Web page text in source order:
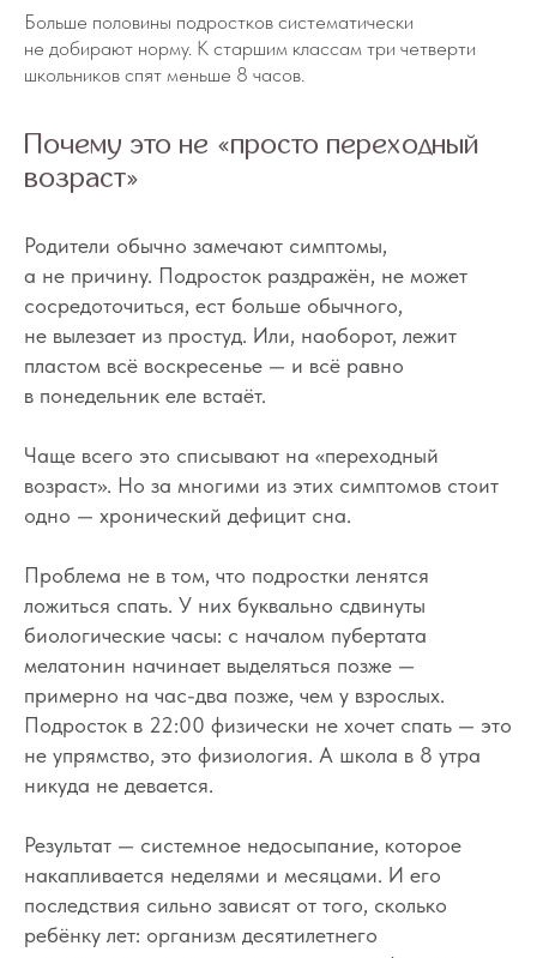
Больше половины подростков систематически
не добирают норму. К старшим классам три четверти
школьников спят меньше 8 часов.
Почему это не «просто переходный
возраст»
Родители обычно замечают симптомы,
а не причину. Подросток раздражён, не может
сосредоточиться, ест больше обычного,
не вылезает из простуд. Или, наоборот, лежит
пластом всё воскресенье — и всё равно
в понедельник еле встаёт.
Чаще всего это списывают на «переходный
возраст». Но за многими из этих симптомов стоит
одно — хронический дефицит сна.
Проблема не в том, что подростки ленятся
ложиться спать. У них буквально сдвинуты
биологические часы: с началом пубертата
мелатонин начинает выделяться позже —
примерно на час-два позже, чем у взрослых.
Подросток в 22:00 физически не хочет спать — это
не упрямство, это физиология. А школа в 8 утра
никуда не девается.
Результат — системное недосыпание, которое
накапливается неделями и месяцами. И его
последствия сильно зависят от того, сколько
ребёнку лет: организм десятилетнего